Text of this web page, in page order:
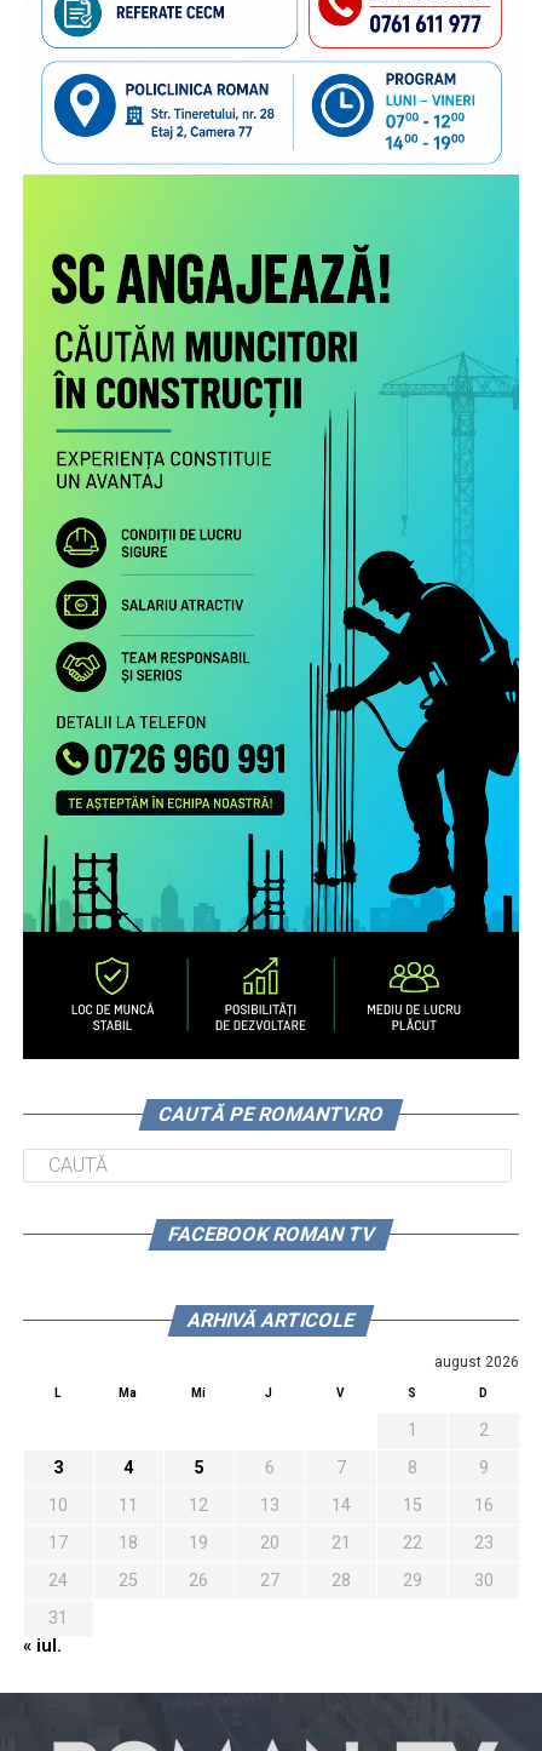
CAUTĂ PE ROMANTV.RO
FACEBOOK ROMAN TV
ARHIVĂ ARTICOLE
august 2026
L Ma Mi J V S D
1
2
3
4 5 6 7 8
9
10
11 12 13 14 15
16
17
18 19 20 21 22
23
24
25 26 27 28 29
30
31
« iul.